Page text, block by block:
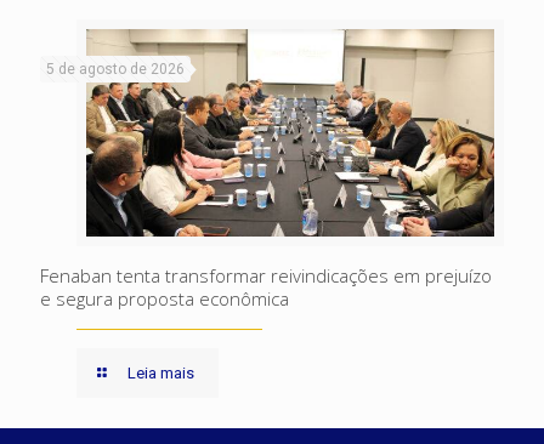
5 de agosto de 2026
Fenaban tenta transformar reivindicações em prejuízo
e segura proposta econômica
Leia mais